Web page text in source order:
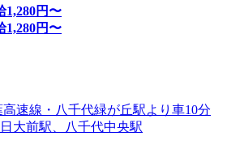
1,280円〜
1,280円〜
速線・八千代緑が丘駅より車10分
大前駅、八千代中央駅